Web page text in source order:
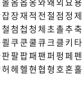
잡장재 적 전 절 점 정 제
철 첨 첩 청 체 초촐추축
쾰 쿠쿤쿨큐 크 클 키 타
판팔팝패팬퍼 펑 페펜
허 헤헬현 협 형 호혼홀